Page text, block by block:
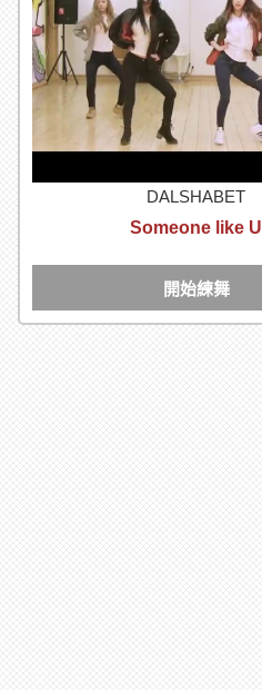
DALSHABET
Someone like U
開始練舞